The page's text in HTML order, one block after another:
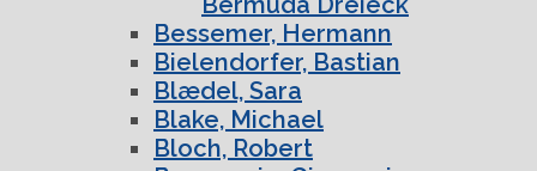
Bessemer, Hermann
Bielendorfer, Bastian
Blædel, Sara
Blake, Michael
Bloch, Robert